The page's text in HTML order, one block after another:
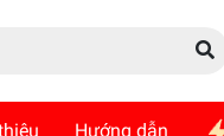
Hướng dẫn